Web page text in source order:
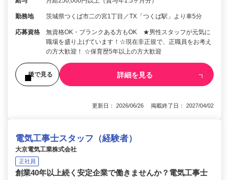
勤務地 茨城県つくば市二の宮1丁目／TX「つくば駅」より車5分
応募資格
無資格OK・ブランクある方もOK ★男性スタッフが元気に
職場を盛り上げています！☆現在非正規で、正職員をお考え
の方大歓迎！ ☆保育歴5年以上の方大歓迎
後で見る 詳細を見る
更新日： 2026/06/26 掲載終了日： 2027/04/02
電気工事士スタッフ（経験者）
大京電気工業株式会社
正社員
創業40年以上続く安定企業で働きませんか？電気工事士